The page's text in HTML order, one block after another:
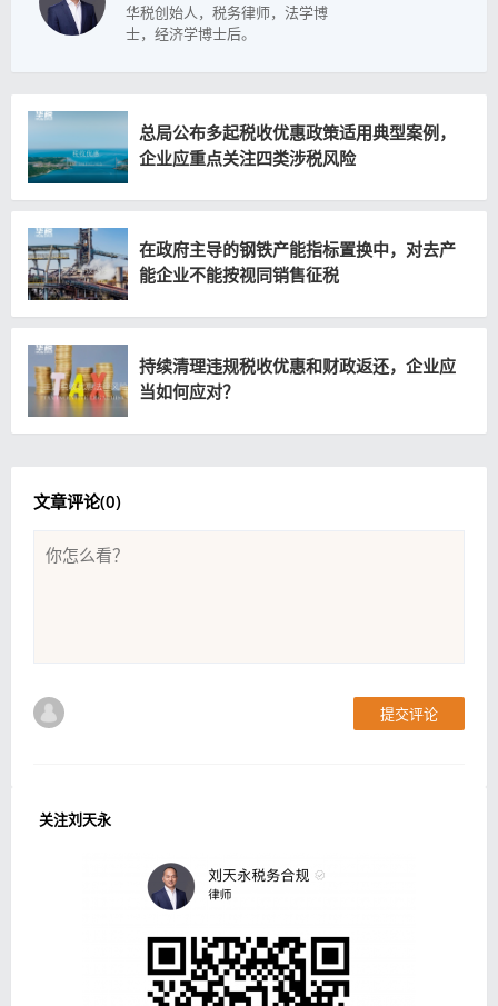
华税创始人，税务律师，法学博
士，经济学博士后。
总局公布多起税收优惠政策适用典型案例，
企业应重点关注四类涉税风险
在政府主导的钢铁产能指标置换中，对去产
能企业不能按视同销售征税
持续清理违规税收优惠和财政返还，企业应
当如何应对？
文章评论(0)
提交评论
关注刘天永